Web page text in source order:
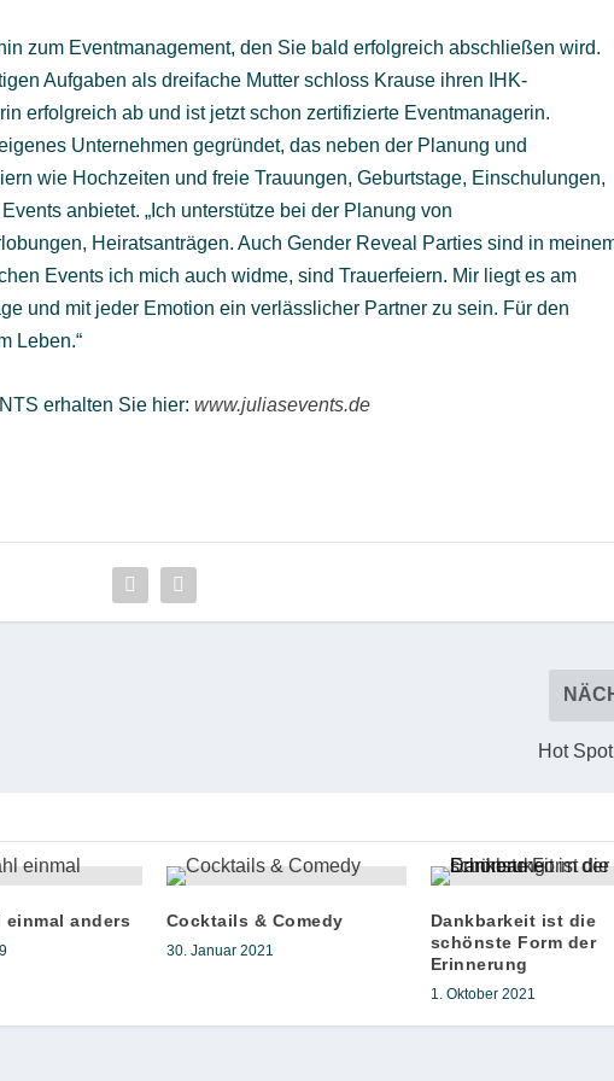
zum Eventmanagement, den Sie bald erfolgreich abschließen wird.
Aufgaben als dreifache Mutter schloss Krause ihren IHK-
erfolgreich ab und ist jetzt schon zertifizierte Eventmanagerin.
Unternehmen gegründet, das neben der Planung und
wie Hochzeiten und freie Trauungen, Geburtstage, Einschulungen,
anbietet. „Ich unterstütze bei der Planung von
Heiratsanträgen. Auch Gender Reveal Parties sind in
Events ich mich auch widme, sind Trauerfeiern. Mir liegt es am
und mit jeder Emotion ein verlässlicher Partner zu sein. Für den
Leben.“
erhalten Sie hier:www.juliasevents.de
Hot
einmal anders Cocktails & Comedy
30. Januar 2021
Dankbarkeit ist die
schönste Form der
Erinnerung
1. Oktober 2021